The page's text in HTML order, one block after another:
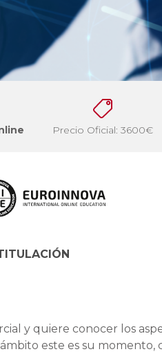
Precio Oficial: 3600€
y quiere conocer los
este es su momento,